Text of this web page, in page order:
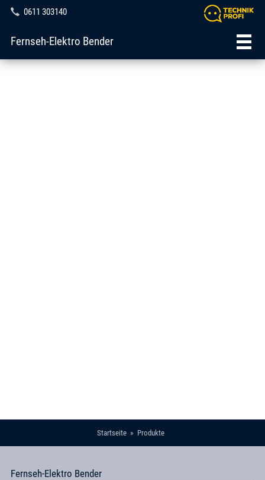
0611 303140
Fernseh-Elektro Bender
Startseite Produkte
Fernseh-Elektro Bender